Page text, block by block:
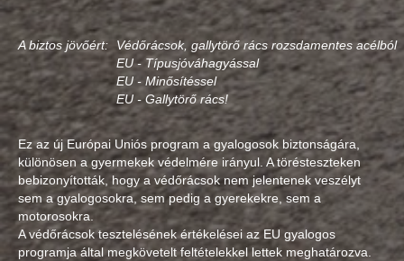
A biztos jövőért:
Védőrácsok, gallytörő rács rozsdamentes acélból
EU - Típusjóváhagyással
EU - Minősítéssel
EU - Gallytörő rács!
Ez az új Európai Uniós program a gyalogosok biztonságára,
különösen a gyermekek védelmére irányul. A törésteszteken
bebizonyították, hogy a védőrácsok nem jelentenek veszélyt
sem a gyalogosokra, sem pedig a gyerekekre, sem a
motorosokra.
A védőrácsok tesztelésének értékelései az EU gyalogos
programja által megkövetelt feltételekkel lettek meghatározva.